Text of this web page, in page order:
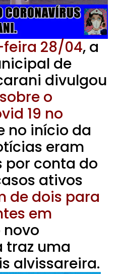
28/04, a
de
divulgou
sobre o
19 no
no início da
eram
por conta do
ativos
de dois para
em
novo
traz uma
alvissareira.